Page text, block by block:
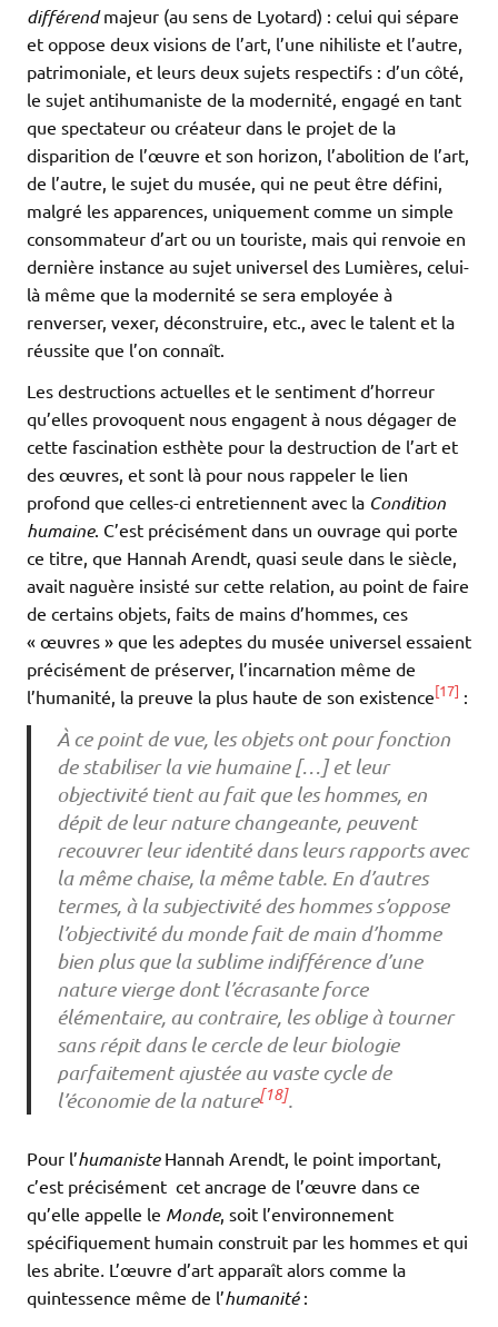
différendmajeur (au sens de Lyotard) : celui qui sépare
et oppose deux visions de l’art, l’une nihiliste et l’autre,
patrimoniale, et leurs deux sujets respectifs : d’un côté,
le sujet antihumaniste de la modernité, engagé en tant
que spectateur ou créateur dans le projet de la
disparition de l’œuvre et son horizon, l’abolition de l’art,
de l’autre, le sujet du musée, qui ne peut être défini,
malgré les apparences, uniquement comme un simple
consommateur d’art ou un touriste, mais qui renvoie en
dernière instance au sujet universel des Lumières, celui-
là même que la modernité se sera employée à
renverser, vexer, déconstruire, etc., avec le talent et la
réussite que l’on connaît.
Les destructions actuelles et le sentiment d’horreur
qu’elles provoquent nous engagent à nous dégager de
cette fascination esthète pour la destruction de l’art et
des œuvres, et sont là pour nous rappeler le lien
profond que celles-ci entretiennent avec la Condition
humaine. C’est précisément dans un ouvrage qui porte
ce titre, que Hannah Arendt, quasi seule dans le siècle,
avait naguère insisté sur cette relation, au point de faire
de certains objets, faits de mains d’hommes, ces
« œuvres » que les adeptes du musée universel essaient
précisément de préserver, l’incarnation même de
l’humanité, la preuve la plus haute de son existence[17] :
À ce point de vue, les objets ont pour fonction
de stabiliser la vie humaine […] et leur
objectivité tient au fait que les hommes, en
dépit de leur nature changeante, peuvent
recouvrer leur identité dans leurs rapports avec
la même chaise, la même table. En d’autres
termes, à la subjectivité des hommes s’oppose
l’objectivité du monde fait de main d’homme
bien plus que la sublime indifférence d’une
nature vierge dont l’écrasante force
élémentaire, au contraire, les oblige à tourner
sans répit dans le cercle de leur biologie
parfaitement ajustée au vaste cycle de
l’économie de la nature[18].
Pour l’humanisteHannah Arendt, le point important,
c’est précisément cet ancrage de l’œuvre dans ce
qu’elle appelle le Monde, soit l’environnement
spécifiquement humain construit par les hommes et qui
les abrite. L’œuvre d’art apparaît alors comme la
quintessence même de l’humanité :